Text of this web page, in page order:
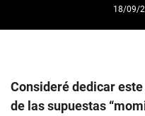
18/09/
Consideré dedicar
de las supuestas